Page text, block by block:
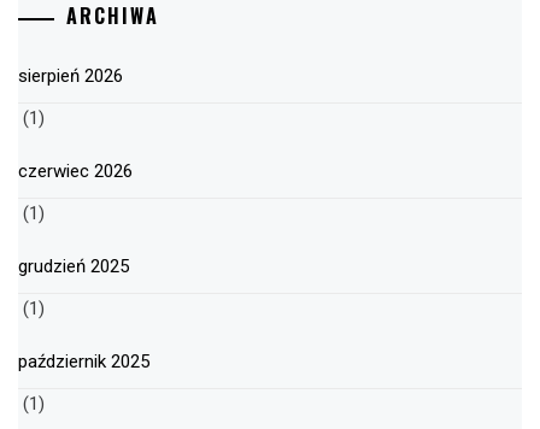
ARCHIWA
sierpień 2026
(1)
czerwiec 2026
(1)
grudzień 2025
(1)
październik 2025
(1)